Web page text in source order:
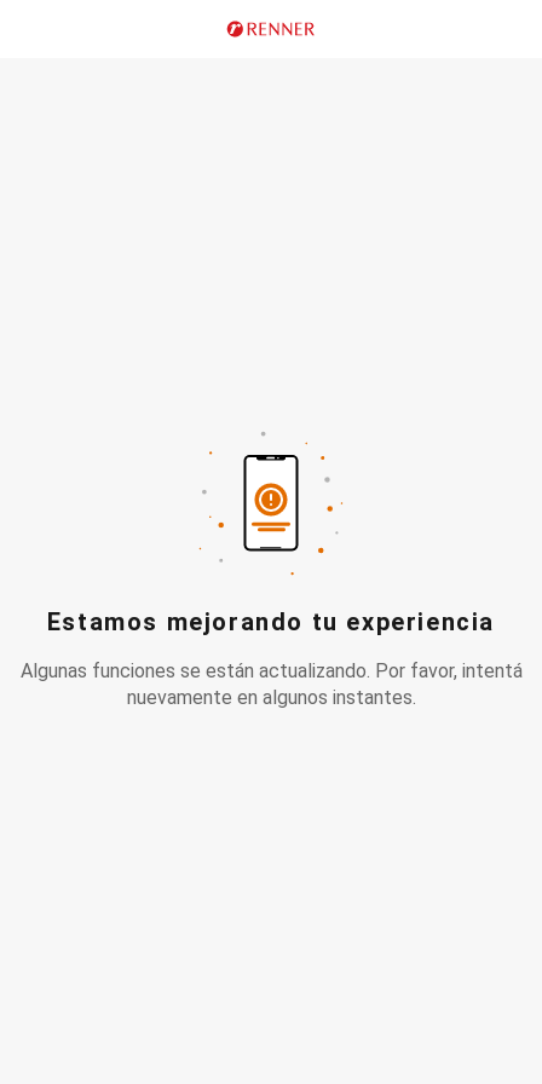
Estamos mejorando tu experiencia
Algunas funciones se están actualizando. Por favor, intentá
nuevamente en algunos instantes.